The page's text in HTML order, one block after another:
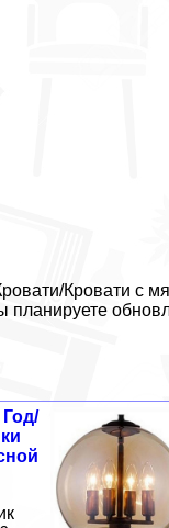
Кровати с
планируете